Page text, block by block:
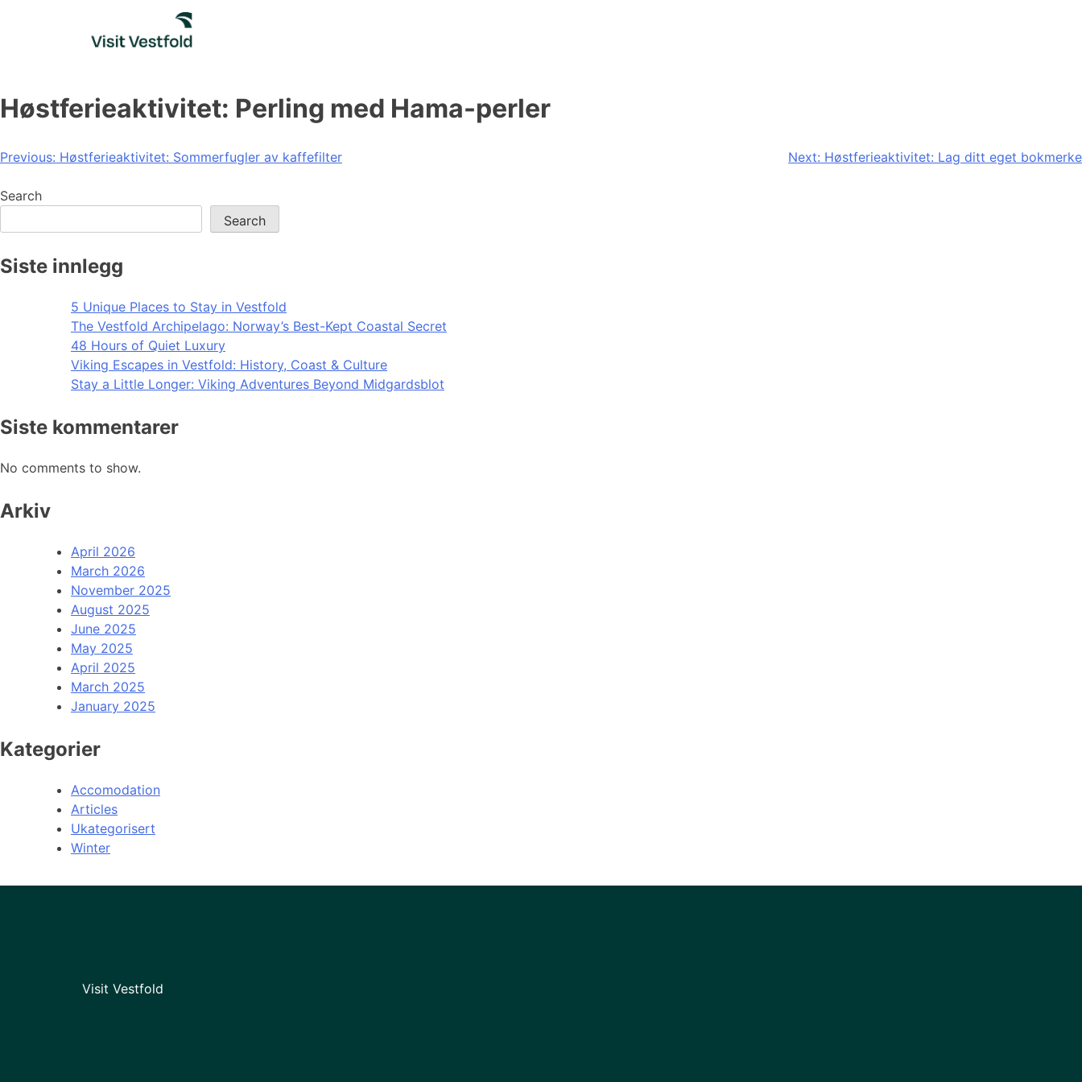
Høstferieaktivitet: Perling med Hama-perler
Post
navigation
Previous: Høstferieaktivitet: Sommerfugler av kaffefilter Next: Høstferieaktivitet: Lag ditt eget bokmerke
Search
Search
Siste innlegg
5 Unique Places to Stay in Vestfold
The Vestfold Archipelago: Norway’s Best-Kept Coastal Secret
48 Hours of Quiet Luxury
Viking Escapes in Vestfold: History, Coast & Culture
Stay a Little Longer: Viking Adventures Beyond Midgardsblot
Siste kommentarer
No comments to show.
Arkiv
April 2026
March 2026
November 2025
August 2025
June 2025
May 2025
April 2025
March 2025
January 2025
Kategorier
Accomodation
Articles
Ukategorisert
Winter
Visit Vestfold